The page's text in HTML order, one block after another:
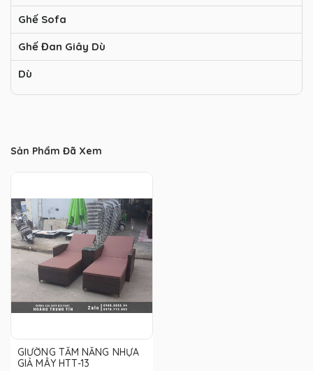
Ghế Sofa
Ghế Đan Giây Dù
Dù
Sản Phẩm Đã Xem
GIƯỜNG TẮM NẮNG NHỰA
GIẢ MÂY HTT-13